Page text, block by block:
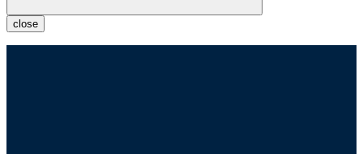
close